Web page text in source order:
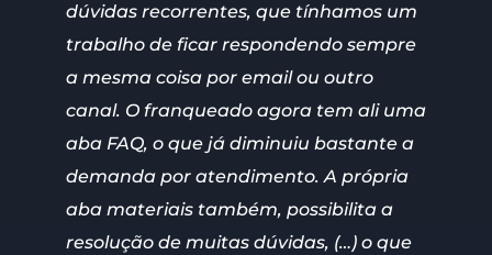
dúvidas recorrentes, que tínhamos um
trabalho de ficar respondendo sempre
a mesma coisa por email ou outro
canal. O franqueado agora tem ali uma
aba FAQ, o que já diminuiu bastante a
demanda por atendimento. A própria
aba materiais também, possibilita a
resolução de muitas dúvidas, (…) o que